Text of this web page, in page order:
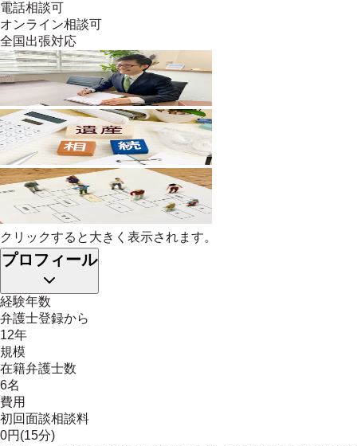
電話相談可
オンライン相談可
全国出張対応
クリックすると大きく表示されます。
プロフィール
経験年数
弁護士登録から
12年
規模
在籍弁護士数
6名
費用
初回面談相談料
0円(15分)